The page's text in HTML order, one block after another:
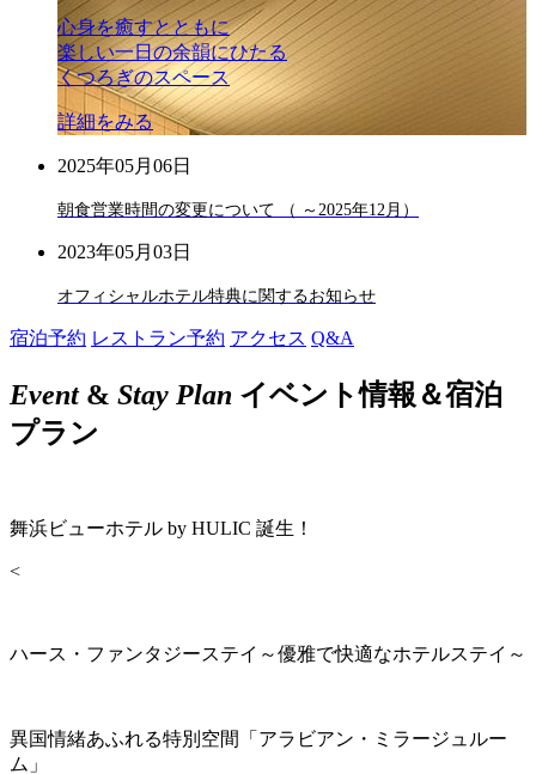
心身を癒すとともに
楽しい一日の余韻にひたる
くつろぎのスペース
詳細をみる
2025年05月06日
朝食営業時間の変更について （ ～2025年12月）
2023年05月03日
オフィシャルホテル特典に関するお知らせ
宿泊予約 レストラン予約 アクセス Q&A
Event& Stay Plan イベント情報＆宿泊
プラン
舞浜ビューホテル by HULIC 誕生！
<
ハース・ファンタジーステイ～優雅で快適なホテルステイ～
異国情緒あふれる特別空間「アラビアン・ミラージュルー
ム」